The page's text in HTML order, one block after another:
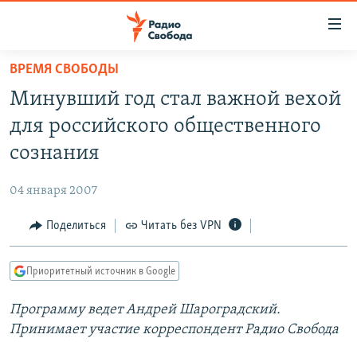
упрощенного
доступа
основному
Вернутся
Вернутся
поиску
ПОДКАСТЫ
АВТОРСКИЕ ПРОЕКТЫ
МНЕНИЯ
КУЛЬТУРА
КАВКАЗ.РЕАЛИИ
СЕВЕР.РЕАЛИИ
ВРЕМЯ СВОБОДЫ
Минувший год стал важной вехой
для российского общественного
сознания
04 января 2007
Поделиться Читать без VPN
Приоритетный источник в Google
Программу ведет Андрей Шароградский.
Принимает участие корреспондент Радио Свобода